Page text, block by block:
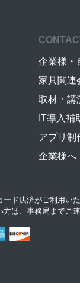
企業様・
家具関連
取材・講
IT導入補
アプリ制
企業様へ
ード決済がご利用い
は、事務局までご連